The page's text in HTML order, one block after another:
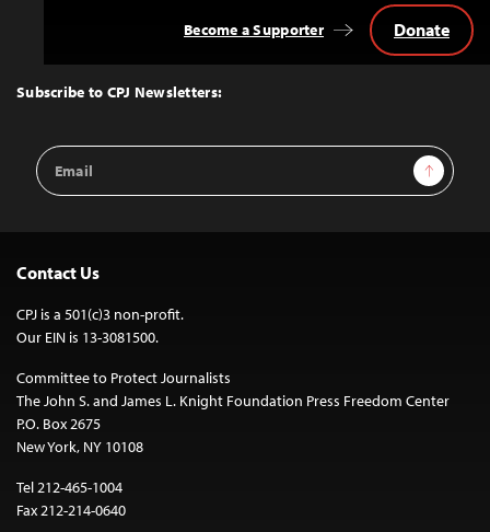
Top
Subscribe to CPJ Newsletters:
Email
Address
Sign Up
Become a Supporter Donate
Contact Us
CPJ is a 501(c)3 non-profit.
Our EIN is 13-3081500.
Committee to Protect Journalists
The John S. and James L. Knight Foundation Press Freedom Center
P.O. Box 2675
New York, NY 10108
Tel 212-465-1004
Fax 212-214-0640